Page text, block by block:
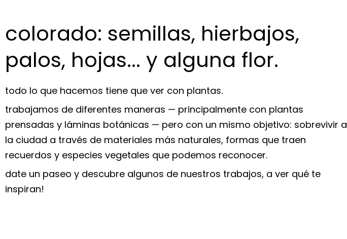
colorado: semillas, hierbajos,
palos, hojas... y alguna flor.
todo lo que hacemos tiene que ver con plantas.
trabajamos de diferentes maneras — principalmente con plantas
prensadas y láminas botánicas — pero con un mismo objetivo: sobrevivir a
la ciudad a través de materiales más naturales, formas que traen
recuerdos y especies vegetales que podemos reconocer.
date un paseo y descubre algunos de nuestros trabajos, a ver qué te
inspiran!